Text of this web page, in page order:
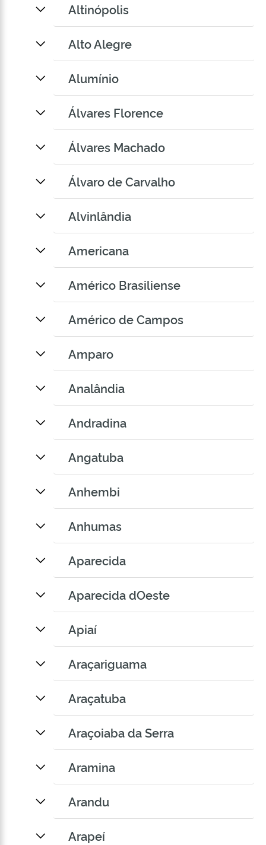
Altinópolis
Alto Alegre
Alumínio
Álvares Florence
Álvares Machado
Álvaro de Carvalho
Alvinlândia
Americana
Américo Brasiliense
Américo de Campos
Amparo
Analândia
Andradina
Angatuba
Anhembi
Anhumas
Aparecida
Aparecida dOeste
Apiaí
Araçariguama
Araçatuba
Araçoiaba da Serra
Aramina
Arandu
Arapeí